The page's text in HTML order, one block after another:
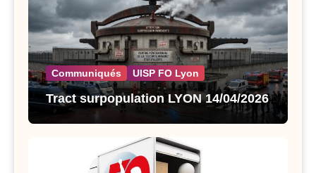
Communiqués UISP FO Lyon
Tract surpopulation LYON 14/04/2026